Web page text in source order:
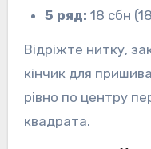
5 ряд: 18 сбн
Відріжте нитку,
кінчик для
рівно по центру
квадрата.